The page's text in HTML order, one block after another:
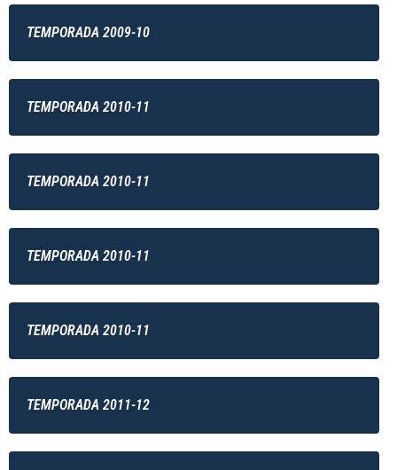
TEMPORADA 2009-10
TEMPORADA 2010-11
TEMPORADA 2010-11
TEMPORADA 2010-11
TEMPORADA 2010-11
TEMPORADA 2011-12